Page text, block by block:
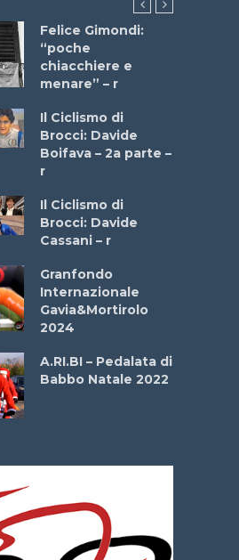
Felice Gimondi:
“poche
chiacchiere e
menare” – r
Il Ciclismo di
Brocci: Davide
Boifava – 2a parte –
r
Il Ciclismo di
Brocci: Davide
Cassani – r
Granfondo
Internazionale
Gavia&Mortirolo
2024
A.RI.BI – Pedalata di
Babbo Natale 2022